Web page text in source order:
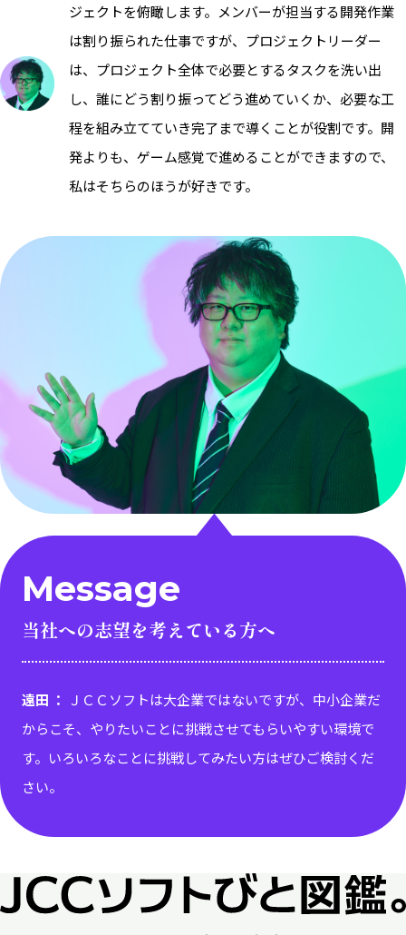
ジェクトを俯瞰します。メンバーが担当する開発作業
は割り振られた仕事ですが、プロジェクトリーダー
は、プロジェクト全体で必要とするタスクを洗い出
し、誰にどう割り振ってどう進めていくか、必要な工
程を組み立てていき完了まで導くことが役割です。開
発よりも、ゲーム感覚で進めることができますので、
私はそちらのほうが好きです。
Message
当社への志望を考えている方へ
遠田 ： ＪＣＣソフトは大企業ではないですが、中小企業だ
からこそ、やりたいことに挑戦させてもらいやすい環境で
す。いろいろなことに挑戦してみたい方はぜひご検討くだ
さい。